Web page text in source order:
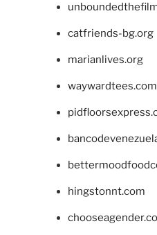
catfriends-bg.org
marianlives.org
waywardtees.com
hingstonnt.com